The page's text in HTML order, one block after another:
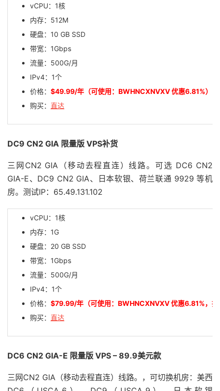
vCPU：1核
内存：512M
硬盘：10 GB SSD
带宽：1Gbps
流量：500G/月
IPv4：1个
价格： $49.99/年（可使用：BWHNCXNVXV 优惠6.81%）
购买： 直达
DC9 CN2 GIA 限量版 VPS补货
三网CN2 GIA（移动去程直连）线路。可选 DC6 CN2
GIA-E、DC9 CN2 GIA、日本软银、荷兰联通 9929 等机
房。测试IP：65.49.131.102
vCPU：1核
内存：1G
硬盘：20 GB SSD
带宽：1Gbps
流量：500G/月
IPv4：1个
价格： $79.99/年（可使用：BWHNCXNVXV 优惠6.81%，
购买： 直达
DC6 CN2 GIA-E 限量版 VPS – 89.9美元款
三网CN2 GIA（移动去程直连）线路。，可切换机房：美西